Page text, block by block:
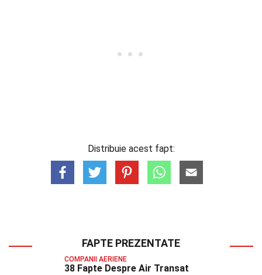
Distribuie acest fapt:
FAPTE PREZENTATE
COMPANII AERIENE
38 Fapte Despre Air Transat